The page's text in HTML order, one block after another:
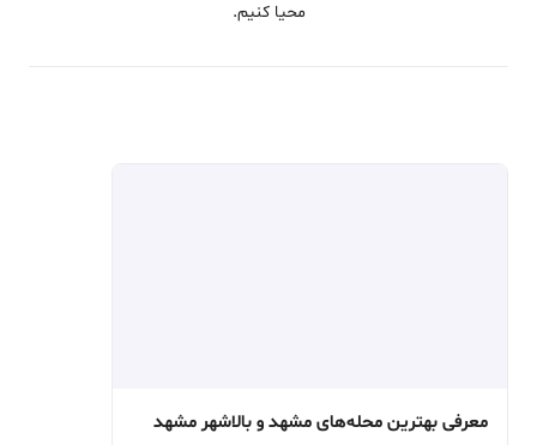
محیا کنیم.
معرفی بهترین محله‌های مشهد و بالاشهر مشهد